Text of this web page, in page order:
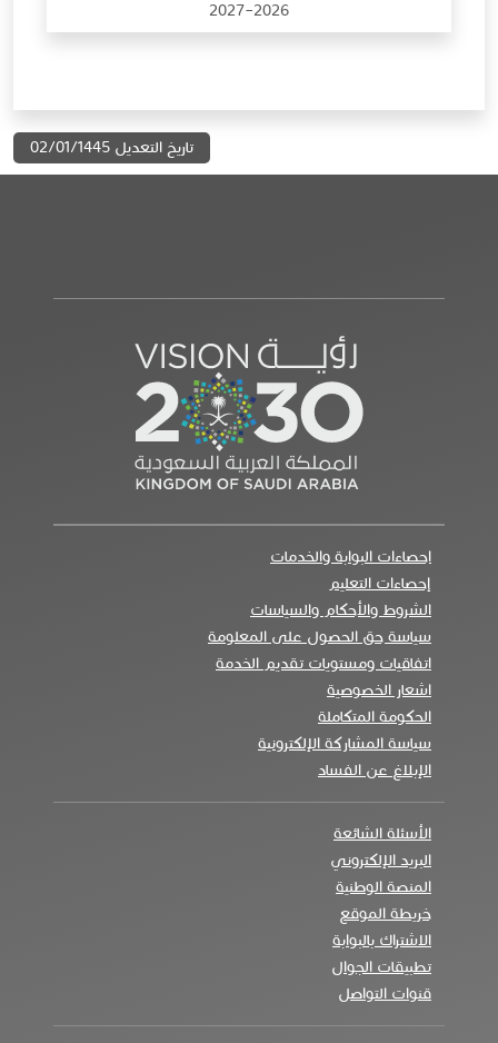
2026–2027
تاريخ التعديل 02/01/1445
احصاءات البوابة والخدمات
إحصاءات التعليم
الشروط والأحكام والسياسات
سياسة حق الحصول على المعلومة
اتفاقيات ومستويات تقديم الخدمة
اشعار الخصوصية
الحكومة المتكاملة
سياسة المشاركة الإلكترونية
الإبلاغ عن الفساد
الأسئلة الشائعة
البريد الإلكتروني
المنصة الوطنية
خريطة الموقع
الاشتراك بالبوابة
تطبيقات الجوال
قنوات التواصل